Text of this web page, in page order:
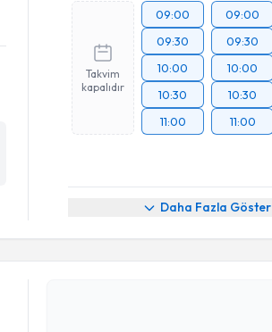
Takvim
kapalıdır
09:00
09:30
10:00
10:30
11:00
09:00
09:30
10:00
10:30
11:00
Daha Fazla Göster
Randevu Takvimi Talebi
Prof. Dr. Adnan Menderes